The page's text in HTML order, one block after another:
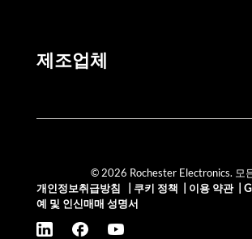
제조업체
© 2026 Rochester Electronics. 모
개인정보취급방침
쿠키 정책 이용 약관|
예 및 인신매매 성명서